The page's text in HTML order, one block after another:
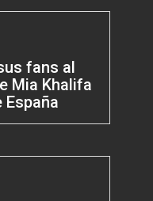
fans al
Mia Khalifa